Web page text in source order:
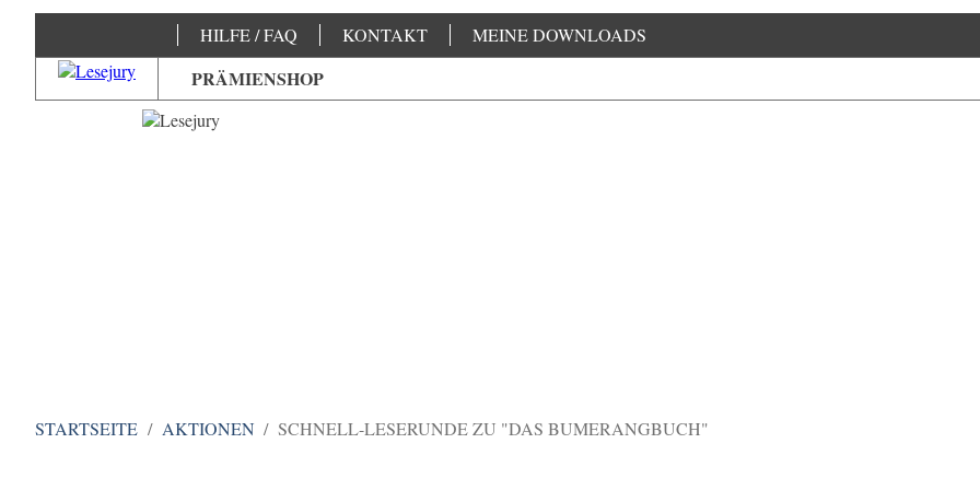
HILFE / FAQ KONTAKT MEINE DOWNLOADS
PRÄMIENSHOP
STARTSEITE AKTIONEN SCHNELL-LESERUNDE ZU "DAS BUMERANGBUCH"